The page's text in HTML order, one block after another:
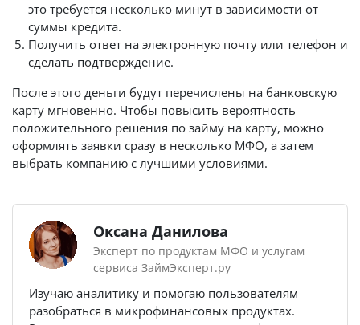
это требуется несколько минут в зависимости от
суммы кредита.
Получить ответ на электронную почту или телефон и
сделать подтверждение.
После этого деньги будут перечислены на банковскую
карту мгновенно. Чтобы повысить вероятность
положительного решения по займу на карту, можно
оформлять заявки сразу в несколько МФО, а затем
выбрать компанию с лучшими условиями.
Оксана Данилова
Эксперт по продуктам МФО и услугам
сервиса ЗаймЭксперт.ру
Изучаю аналитику и помогаю пользователям
разобраться в микрофинансовых продуктах.